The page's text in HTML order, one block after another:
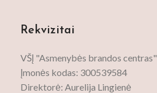
Rekvizitai
VŠĮ "Asmenybės brandos centras"
Įmonės kodas: 300539584
Direktorė: Aurelija Lingienė